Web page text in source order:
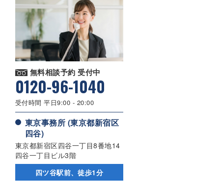
無料相談予約 受付中
0120-96-1040
受付時間 平日9:00 - 20:00
東京事務所 (東京都新宿区
四谷)
東京都新宿区四谷一丁目8番地14
四谷一丁目ビル3階
四ツ谷駅前、徒歩1分